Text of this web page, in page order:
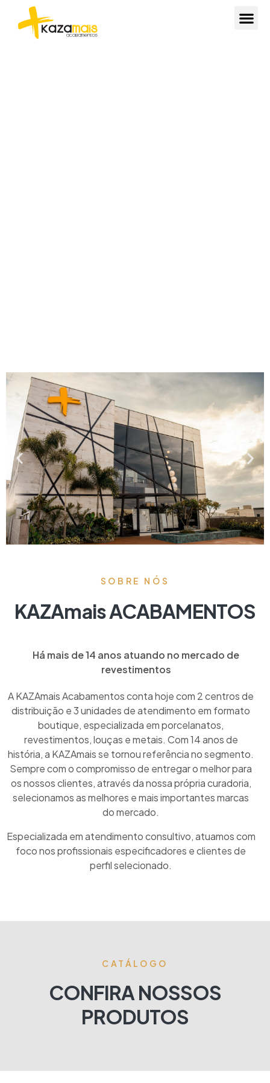
SOBRE NÓS
KAZAmais ACABAMENTOS
Há mais de 14 anos atuando no mercado de
revestimentos
A KAZAmais Acabamentos conta hoje com 2 centros de
distribuição e 3 unidades de atendimento em formato
boutique, especializada em porcelanatos,
revestimentos, louças e metais. Com 14 anos de
história, a KAZAmais se tornou referência no segmento.
Sempre com o compromisso de entregar o melhor para
os nossos clientes, através da nossa própria curadoria,
selecionamos as melhores e mais importantes marcas
do mercado.
Especializada em atendimento consultivo, atuamos com
foco nos profissionais especificadores e clientes de
perfil selecionado.
CATÁLOGO
CONFIRA NOSSOS
PRODUTOS